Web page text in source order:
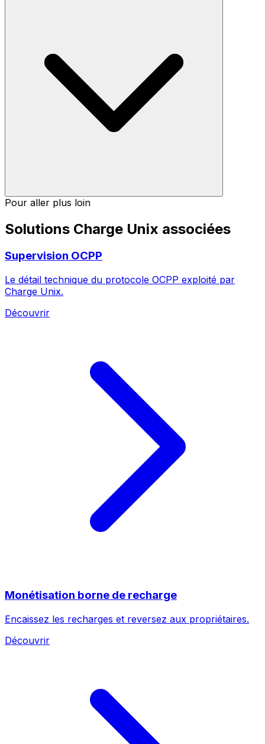
Pour aller plus loin
Solutions Charge Unix associées
Supervision OCPP
Le détail technique du protocole OCPP exploité par
Charge Unix.
Découvrir
Monétisation borne de recharge
Encaissez les recharges et reversez aux propriétaires.
Découvrir